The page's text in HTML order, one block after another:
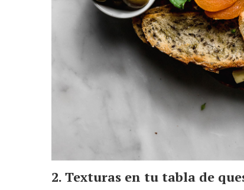
2. Texturas en tu tabla de